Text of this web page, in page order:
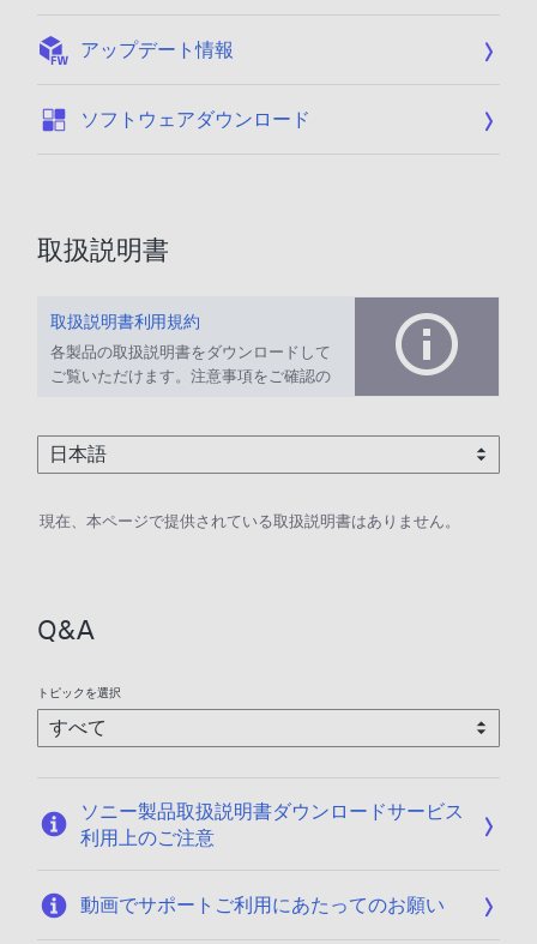
アップデート情報
ソフトウェアダウンロード
取扱説明書
取扱説明書利用規約
各製品の取扱説明書をダウンロードして
ご覧いただけます。注意事項をご確認の
現在、本ページで提供されている取扱説明書はありません。
Q&A
トピックを選択
ソニー製品取扱説明書ダウンロードサービス
利用上のご注意
動画でサポートご利用にあたってのお願い